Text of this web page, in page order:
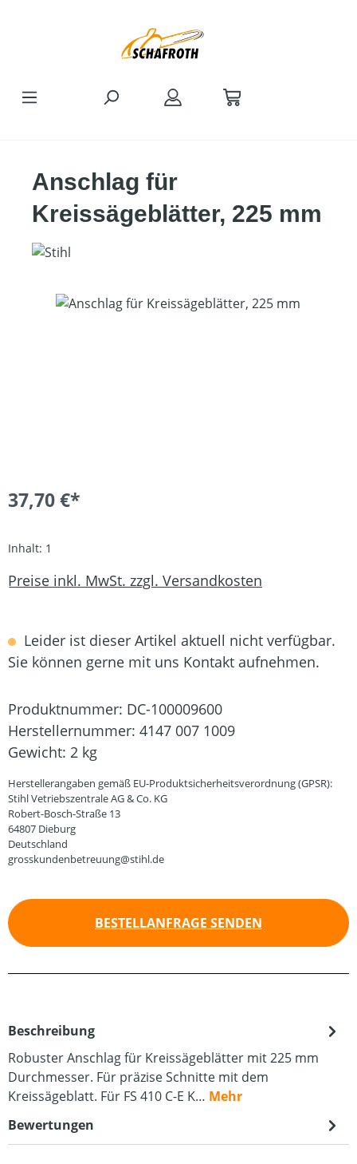
Anschlag für
Kreissägeblätter, 225 mm
Bildergalerie überspringen
37,70 €*
Inhalt: 1
Preise inkl. MwSt. zzgl. Versandkosten
Leider ist dieser Artikel aktuell nicht verfügbar.
Sie können gerne mit uns Kontakt aufnehmen.
Produktnummer: DC-100009600
Herstellernummer: 4147 007 1009
Gewicht: 2 kg
Herstellerangaben gemäß EU-Produktsicherheitsverordnung (GPSR):
Stihl Vetriebszentrale AG & Co. KG
Robert-Bosch-Straße 13
64807 Dieburg
Deutschland
grosskundenbetreuung@stihl.de
BESTELLANFRAGE SENDEN
Beschreibung
Robuster Anschlag für Kreissägeblätter mit 225 mm
Durchmesser. Für präzise Schnitte mit dem
Kreissägeblatt. Für FS 410 C-E K… Mehr
Bewertungen